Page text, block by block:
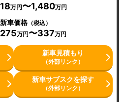
18万円〜1,480万円
新車価格（税込）
275万円〜337万円
新車見積もり
（外部リンク）
新車サブスクを探す
（外部リンク）